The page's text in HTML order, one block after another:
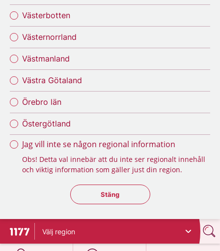
Västerbotten
Västernorrland
Västmanland
Västra Götaland
Örebro län
Östergötland
Jag vill inte se någon regional information
Obs! Detta val innebär att du inte ser regionalt innehåll
och viktig information som gäller just din region.
Stäng regionsväljaren
Stäng
Till startsidan för 1177
Välj region
på 1177.se
på 1177.se